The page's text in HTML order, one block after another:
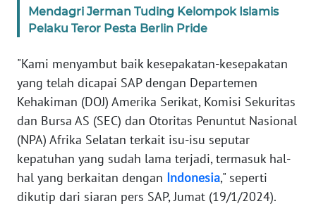
Mendagri Jerman Tuding Kelompok Islamis
Pelaku Teror Pesta Berlin Pride
"Kami menyambut baik kesepakatan-kesepakatan
yang telah dicapai SAP dengan Departemen
Kehakiman (DOJ) Amerika Serikat, Komisi Sekuritas
dan Bursa AS (SEC) dan Otoritas Penuntut Nasional
(NPA) Afrika Selatan terkait isu-isu seputar
kepatuhan yang sudah lama terjadi, termasuk hal-
hal yang berkaitan dengan Indonesia," seperti
dikutip dari siaran pers SAP, Jumat (19/1/2024).
INFO
TENTANG
KAMI
PEDOMAN
MEDIA
SIBER
REDAKSI